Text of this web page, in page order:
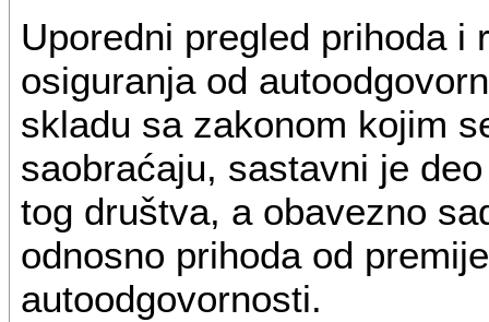
Uporedni pregled prihoda i
osiguranja od
skladu sa zakonom kojim
saobraćaju, sastavni je
tog društva, a obavezno
odnosno prihoda od
autoodgovornosti.